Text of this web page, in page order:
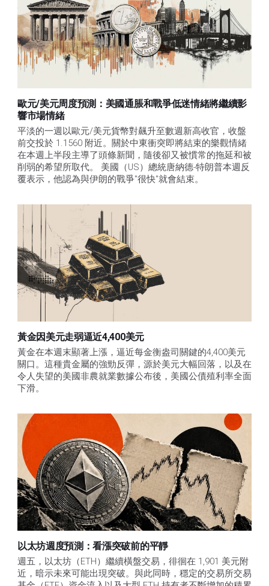
歐元/美元周度預測：美國通脹和戰爭低迷情緒將繼續影
響市場情緒
平淡的一週以歐元/美元貨幣對飆升至數週新高收官，收盤
前交投於 1.1560 附近。關於中東衝突即將結束的樂觀情緒
在本週上半段主導了頭條新聞，隨後卻又被慣常的拖延和被
削弱的希望所取代。 美國（US）總統唐納德-特朗普本週反
覆表示，他認為與伊朗的戰爭"很快"就會結束。
黃金因美元走弱逼近4,400美元
黃金在本週末顯著上漲，逼近每金衡盎司關鍵的4,400美元
關口。這種貴金屬的強勁反彈，源於美元大幅回落，以及在
令人失望的美國非農就業數據公布後，美國公債殖利率全面
下滑。
以太坊週度預測：看漲突破前的平靜
週五，以太坊（ETH）繼續橫盤交易，徘徊在 1,901 美元附
近，暗示未來可能出現突破。與此同時，穩定的交易所交易